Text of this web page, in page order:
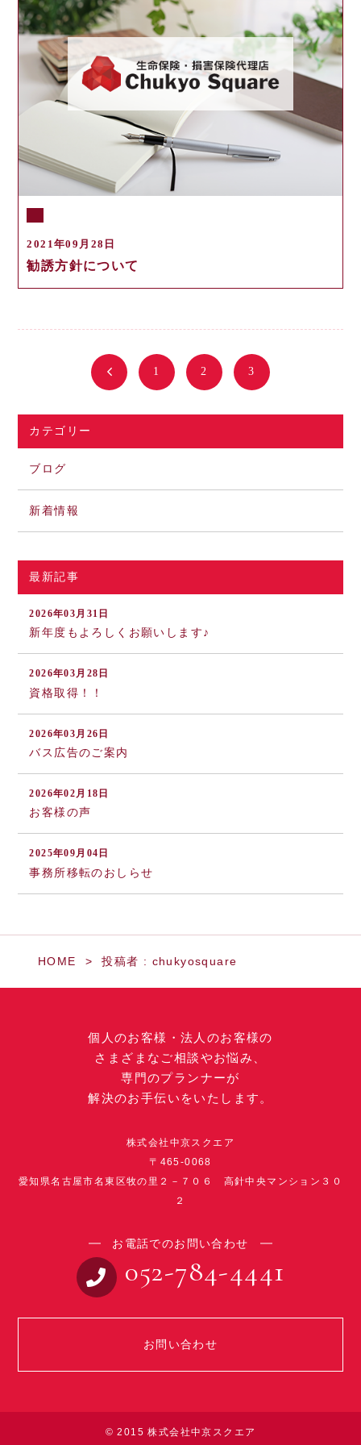
2021年09月28日
勧誘方針について
1 2 3
カテゴリー
ブログ
新着情報
最新記事
2026年03月31日
新年度もよろしくお願いします♪
2026年03月28日
資格取得！！
2026年03月26日
バス広告のご案内
2026年02月18日
お客様の声
2025年09月04日
事務所移転のおしらせ
HOME 投稿者 : chukyosquare
個人のお客様・法人のお客様の
さまざまなご相談やお悩み、
専門のプランナーが
解決のお手伝いをいたします。
株式会社中京スクエア
〒465-0068
愛知県名古屋市名東区牧の里２－７０６ 高針中央マンション３０
２
お電話でのお問い合わせ
052-784-4441
お問い合わせ
© 2015 株式会社中京スクエア